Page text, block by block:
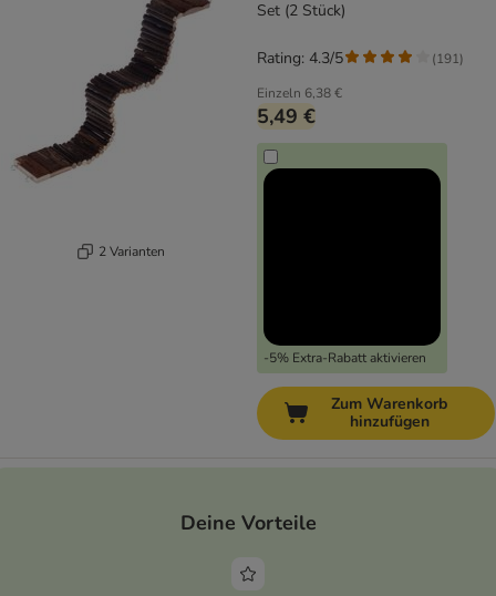
2 Varianten
Set (2 Stück)
Einzeln 6,38 €
5,49 €
-5% Extra-Rabatt aktivieren
Rating: 4.3/5 (191)
Zum Warenkorb
hinzufügen
Deine Vorteile